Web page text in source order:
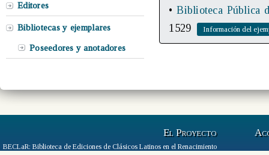
Editores
Bibliotecas y ejemplares
Poseedores y anotadores
•Biblioteca Pública
1529
El Proyecto
BECLaR: Biblioteca de Ediciones de Clásicos Latinos en el Renacimiento